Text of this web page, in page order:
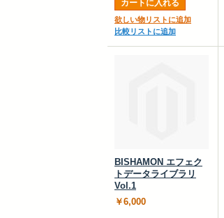
カートに入れる
欲しい物リストに追加
比較リストに追加
BISHAMON エフェク
トデータライブラリ
Vol.1
￥6,000